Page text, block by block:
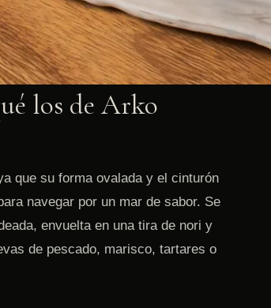
los de Arko
que su forma ovalada y el cinturón
navegar por un mar de sabor. Se
envuelta en una tira de nori y
de pescado, marisco, tartares o